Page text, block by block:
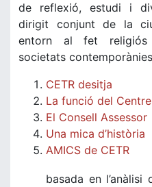
de reflexió, estudi i
dirigit conjunt de la
entorn al fet
societats
CETR desitja
La funció del Centre
El Consell Assessor
Una mica d’història
AMICS de CETR
basada en